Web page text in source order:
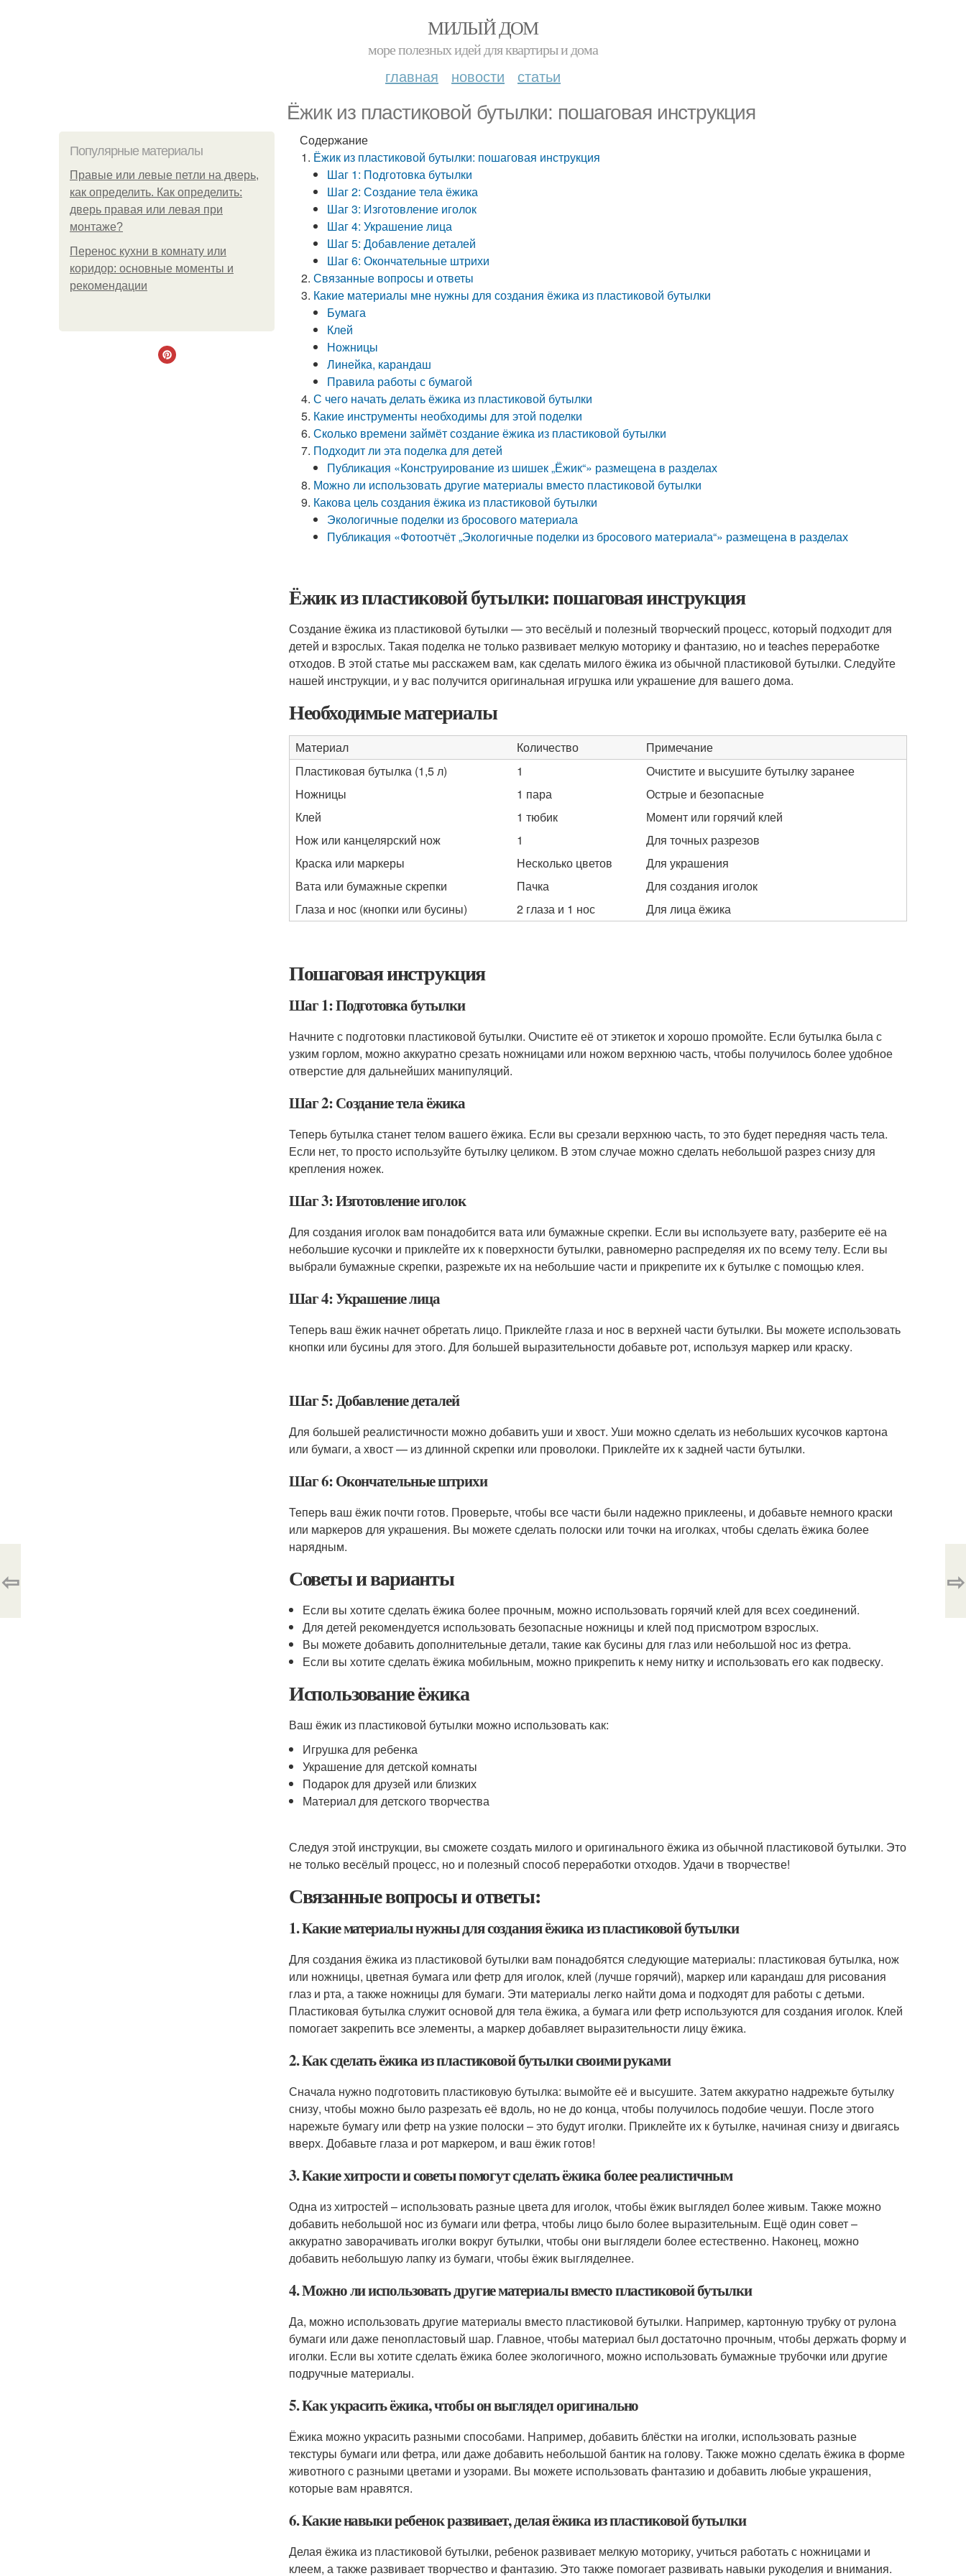
МИЛЫЙ ДОМ
море полезных идей для квартиры и дома
главная новости статьи
Ёжик из пластиковой бутылки: пошаговая инструкция
Популярные материалы
Правые или левые петли на дверь,
как определить. Как определить:
дверь правая или левая при
монтаже?
Перенос кухни в комнату или
коридор: основные моменты и
рекомендации
Содержание
Ёжик из пластиковой бутылки: пошаговая инструкция
Шаг 1: Подготовка бутылки
Шаг 2: Создание тела ёжика
Шаг 3: Изготовление иголок
Шаг 4: Украшение лица
Шаг 5: Добавление деталей
Шаг 6: Окончательные штрихи
Связанные вопросы и ответы
Какие материалы мне нужны для создания ёжика из пластиковой бутылки
Бумага
Клей
Ножницы
Линейка, карандаш
Правила работы с бумагой
С чего начать делать ёжика из пластиковой бутылки
Какие инструменты необходимы для этой поделки
Сколько времени займёт создание ёжика из пластиковой бутылки
Подходит ли эта поделка для детей
Публикация «Конструирование из шишек „Ёжик“» размещена в разделах
Можно ли использовать другие материалы вместо пластиковой бутылки
Какова цель создания ёжика из пластиковой бутылки
Экологичные поделки из бросового материала
Публикация «Фотоотчёт „Экологичные поделки из бросового материала“» размещена в разделах
Ёжик из пластиковой бутылки: пошаговая инструкция
Создание ёжика из пластиковой бутылки — это весёлый и полезный творческий процесс, который подходит для
детей и взрослых. Такая поделка не только развивает мелкую моторику и фантазию, но и teaches переработке
отходов. В этой статье мы расскажем вам, как сделать милого ёжика из обычной пластиковой бутылки. Следуйте
нашей инструкции, и у вас получится оригинальная игрушка или украшение для вашего дома.
Необходимые материалы
Материал Количество
Примечание
Пластиковая бутылка (1,5 л)
1
Очистите и высушите бутылку заранее
Ножницы
1 пара
Острые и безопасные
Клей
1 тюбик
Момент или горячий клей
Нож или канцелярский нож
1
Для точных разрезов
Краска или маркеры
Несколько цветов
Для украшения
Вата или бумажные скрепки
Пачка
Для создания иголок
Глаза и нос (кнопки или бусины)
2 глаза и 1 нос Для лица ёжика
Пошаговая инструкция
Шаг 1: Подготовка бутылки
Начните с подготовки пластиковой бутылки. Очистите её от этикеток и хорошо промойте. Если бутылка была с
узким горлом, можно аккуратно срезать ножницами или ножом верхнюю часть, чтобы получилось более удобное
отверстие для дальнейших манипуляций.
Шаг 2: Создание тела ёжика
Теперь бутылка станет телом вашего ёжика. Если вы срезали верхнюю часть, то это будет передняя часть тела.
Если нет, то просто используйте бутылку целиком. В этом случае можно сделать небольшой разрез снизу для
крепления ножек.
Шаг 3: Изготовление иголок
Для создания иголок вам понадобится вата или бумажные скрепки. Если вы используете вату, разберите её на
небольшие кусочки и приклейте их к поверхности бутылки, равномерно распределяя их по всему телу. Если вы
выбрали бумажные скрепки, разрежьте их на небольшие части и прикрепите их к бутылке с помощью клея.
Шаг 4: Украшение лица
Теперь ваш ёжик начнет обретать лицо. Приклейте глаза и нос в верхней части бутылки. Вы можете использовать
кнопки или бусины для этого. Для большей выразительности добавьте рот, используя маркер или краску.
Шаг 5: Добавление деталей
Для большей реалистичности можно добавить уши и хвост. Уши можно сделать из небольших кусочков картона
или бумаги, а хвост — из длинной скрепки или проволоки. Приклейте их к задней части бутылки.
Шаг 6: Окончательные штрихи
Теперь ваш ёжик почти готов. Проверьте, чтобы все части были надежно приклеены, и добавьте немного краски
или маркеров для украшения. Вы можете сделать полоски или точки на иголках, чтобы сделать ёжика более
нарядным.
Советы и варианты
Если вы хотите сделать ёжика более прочным, можно использовать горячий клей для всех соединений.
Для детей рекомендуется использовать безопасные ножницы и клей под присмотром взрослых.
Вы можете добавить дополнительные детали, такие как бусины для глаз или небольшой нос из фетра.
Если вы хотите сделать ёжика мобильным, можно прикрепить к нему нитку и использовать его как подвеску.
Использование ёжика
Ваш ёжик из пластиковой бутылки можно использовать как:
Игрушка для ребенка
Украшение для детской комнаты
Подарок для друзей или близких
Материал для детского творчества
Следуя этой инструкции, вы сможете создать милого и оригинального ёжика из обычной пластиковой бутылки. Это
не только весёлый процесс, но и полезный способ переработки отходов. Удачи в творчестве!
Связанные вопросы и ответы:
1. Какие материалы нужны для создания ёжика из пластиковой бутылки
Для создания ёжика из пластиковой бутылки вам понадобятся следующие материалы: пластиковая бутылка, нож
или ножницы, цветная бумага или фетр для иголок, клей (лучше горячий), маркер или карандаш для рисования
глаз и рта, а также ножницы для бумаги. Эти материалы легко найти дома и подходят для работы с детьми.
Пластиковая бутылка служит основой для тела ёжика, а бумага или фетр используются для создания иголок. Клей
помогает закрепить все элементы, а маркер добавляет выразительности лицу ёжика.
2. Как сделать ёжика из пластиковой бутылки своими руками
Сначала нужно подготовить пластиковую бутылка: вымойте её и высушите. Затем аккуратно надрежьте бутылку
снизу, чтобы можно было разрезать её вдоль, но не до конца, чтобы получилось подобие чешуи. После этого
нарежьте бумагу или фетр на узкие полоски – это будут иголки. Приклейте их к бутылке, начиная снизу и двигаясь
вверх. Добавьте глаза и рот маркером, и ваш ёжик готов!
3. Какие хитрости и советы помогут сделать ёжика более реалистичным
Одна из хитростей – использовать разные цвета для иголок, чтобы ёжик выглядел более живым. Также можно
добавить небольшой нос из бумаги или фетра, чтобы лицо было более выразительным. Ещё один совет –
аккуратно заворачивать иголки вокруг бутылки, чтобы они выглядели более естественно. Наконец, можно
добавить небольшую лапку из бумаги, чтобы ёжик выгляделнее.
4. Можно ли использовать другие материалы вместо пластиковой бутылки
Да, можно использовать другие материалы вместо пластиковой бутылки. Например, картонную трубку от рулона
бумаги или даже пенопластовый шар. Главное, чтобы материал был достаточно прочным, чтобы держать форму и
иголки. Если вы хотите сделать ёжика более экологичного, можно использовать бумажные трубочки или другие
подручные материалы.
5. Как украсить ёжика, чтобы он выглядел оригинально
Ёжика можно украсить разными способами. Например, добавить блёстки на иголки, использовать разные
текстуры бумаги или фетра, или даже добавить небольшой бантик на голову. Также можно сделать ёжика в форме
животного с разными цветами и узорами. Вы можете использовать фантазию и добавить любые украшения,
которые вам нравятся.
6. Какие навыки ребенок развивает, делая ёжика из пластиковой бутылки
Делая ёжика из пластиковой бутылки, ребенок развивает мелкую моторику, учиться работать с ножницами и
клеем, а также развивает творчество и фантазию. Это также помогает развивать навыки рукоделия и внимания.
⇦ ⇨